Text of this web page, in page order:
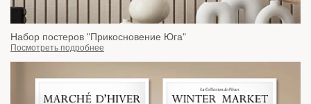
Набор постеров "Прикосновение Юга"
Посмотреть подробнее